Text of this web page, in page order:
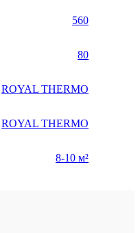
560
80
ROYAL THERMO
ROYAL THERMO
8-10 м²